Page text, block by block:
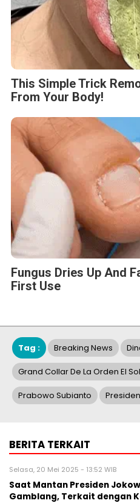
This Simple Trick
From Your Body!
Fungus Dries Up And
First Use
Tag : Breaking News
Grand Collar De La Orden El
Prabowo Subianto
BERITA TERKAIT
Selasa, 20 Mei 2025 - 13:52 WIB
Saat Mantan Presiden
Gamblang, Terkait dengan